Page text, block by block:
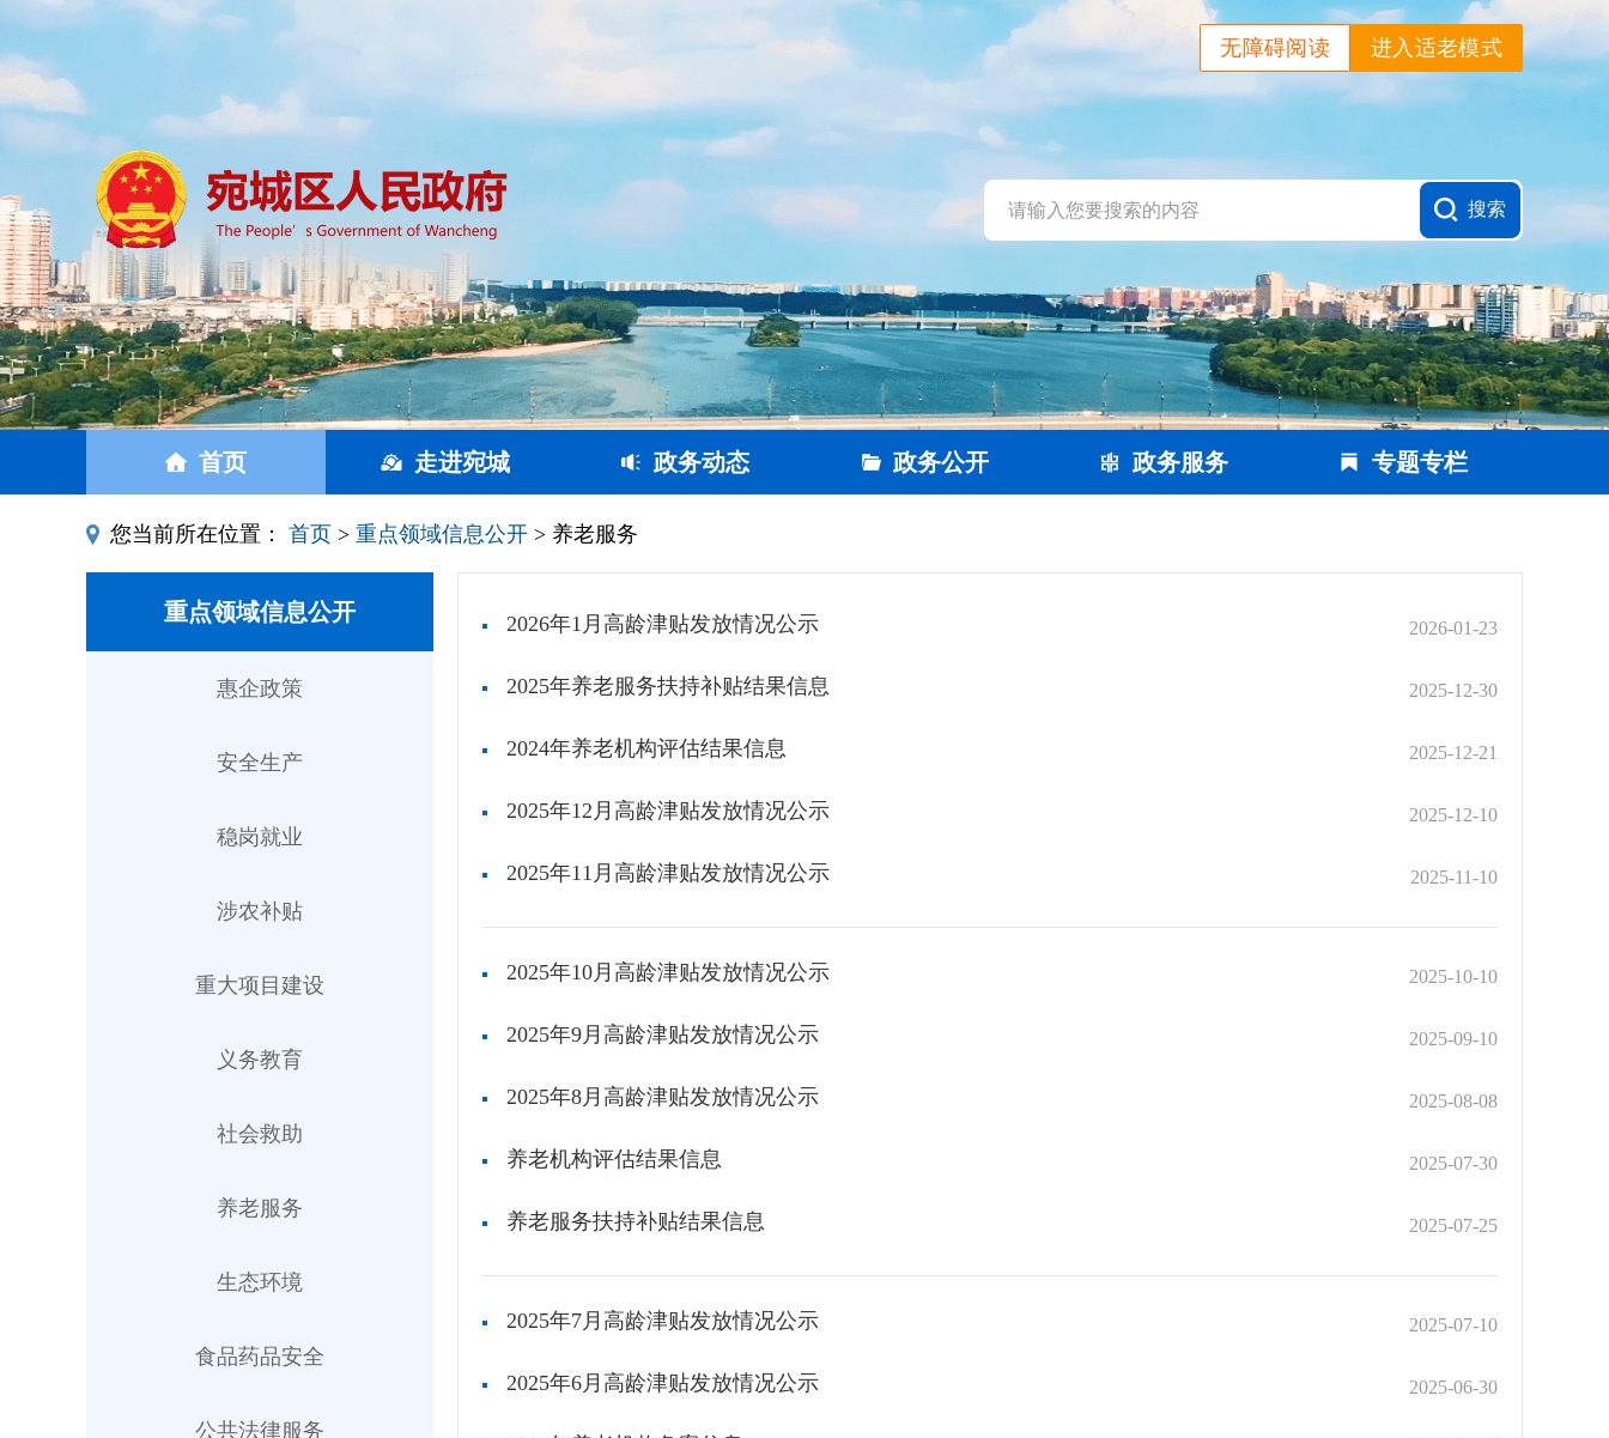
进入适老模式
无障碍阅读
首页 走进宛城 政务动态 政务公开 政务服务 专题专栏
您当前所在位置： 首页 > 重点领域信息公开 > 养老服务
重点领域信息公开
惠企政策
安全生产
稳岗就业
涉农补贴
重大项目建设
义务教育
社会救助
养老服务
生态环境
食品药品安全
公共法律服务
2026-01-23
2026年1月高龄津贴发放情况公示
2025-12-30
2025年养老服务扶持补贴结果信息
2025-12-21
2024年养老机构评估结果信息
2025-12-10
2025年12月高龄津贴发放情况公示
2025-11-10
2025年11月高龄津贴发放情况公示
2025-10-10
2025年10月高龄津贴发放情况公示
2025-09-10
2025年9月高龄津贴发放情况公示
2025-08-08
2025年8月高龄津贴发放情况公示
2025-07-30
养老机构评估结果信息
2025-07-25
养老服务扶持补贴结果信息
2025-07-10
2025年7月高龄津贴发放情况公示
2025-06-30
2025年6月高龄津贴发放情况公示